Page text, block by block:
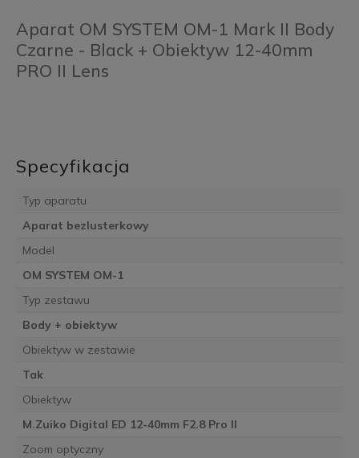
Aparat OM SYSTEM OM-1 Mark II Body
Czarne - Black + Obiektyw 12-40mm
PRO II Lens
Specyfikacja
Typ aparatu
Aparat bezlusterkowy
Model
OM SYSTEM OM-1
Typ zestawu
Body + obiektyw
Obiektyw w zestawie
Tak
Obiektyw
M.Zuiko Digital ED 12-40mm F2.8 Pro II
Zoom optyczny